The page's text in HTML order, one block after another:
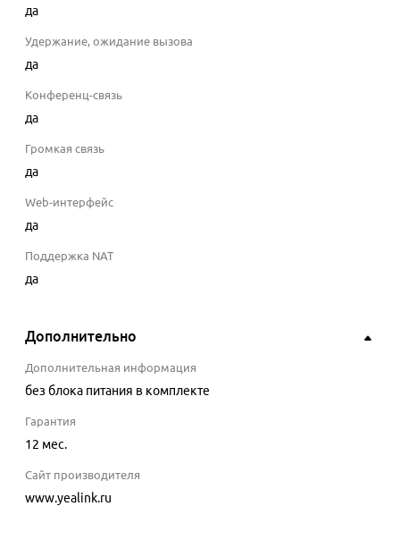
да
Удержание, ожидание вызова
да
Конференц-связь
да
Громкая связь
да
Web-интерфейс
да
Поддержка NAT
да
Дополнительно
Дополнительная информация
без блока питания в комплекте
Гарантия
12 мес.
Сайт производителя
www.yealink.ru